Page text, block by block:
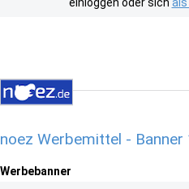
noez Werbemittel - Banner
Werbebanner